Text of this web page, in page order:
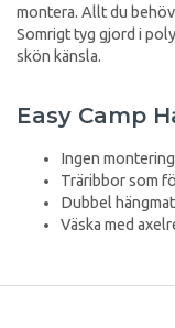
montera. Allt du
Somrigt tyg gjord i
skön känsla.
Easy Camp
Ingen
Träribbor som
Dubbel
Väska med